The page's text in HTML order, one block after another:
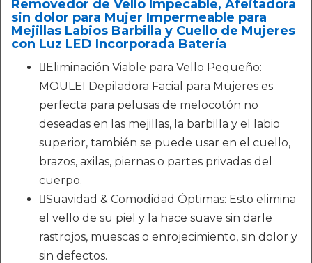
Removedor de Vello Impecable, Afeitadora
sin dolor para Mujer Impermeable para
Mejillas Labios Barbilla y Cuello de Mujeres
con Luz LED Incorporada Batería
Eliminación Viable para Vello Pequeño:
MOULEI Depiladora Facial para Mujeres es
perfecta para pelusas de melocotón no
deseadas en las mejillas, la barbilla y el labio
superior, también se puede usar en el cuello,
brazos, axilas, piernas o partes privadas del
cuerpo.
Suavidad & Comodidad Óptimas: Esto elimina
el vello de su piel y la hace suave sin darle
rastrojos, muescas o enrojecimiento, sin dolor y
sin defectos.